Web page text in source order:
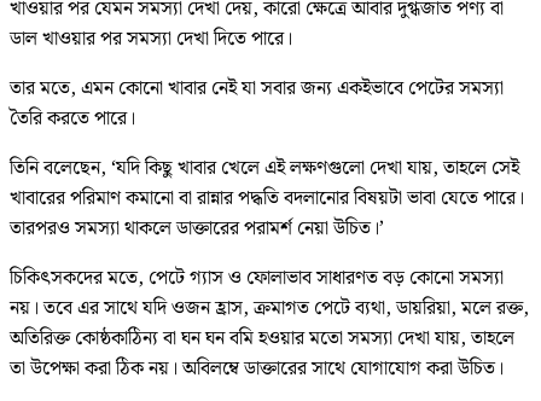
খাওয়ার পর যেমন সমস্যা দেখা দেয়, কারো ক্ষেত্রে আবার দুগ্ধজাত পণ্য বা
ডাল খাওয়ার পর সমস্যা দেখা দিতে পারে।
তার মতে, এমন কোনো খাবার নেই যা সবার জন্য একইভাবে পেটের সমস্যা
তৈরি করতে পারে।
তিনি বলেছেন, ‘যদি কিছু খাবার খেলে এই লক্ষণগুলো দেখা যায়, তাহলে সেই
খাবারের পরিমাণ কমানো বা রান্নার পদ্ধতি বদলানোর বিষয়টা ভাবা যেতে পারে।
তারপরও সমস্যা থাকলে ডাক্তারের পরামর্শ নেয়া উচিত।’
চিকিৎসকদের মতে, পেটে গ্যাস ও ফোলাভাব সাধারণত বড় কোনো সমস্যা
নয়। তবে এর সাথে যদি ওজন হ্রাস, ক্রমাগত পেটে ব্যথা, ডায়রিয়া, মলে রক্ত,
অতিরিক্ত কোষ্ঠকাঠিন্য বা ঘন ঘন বমি হওয়ার মতো সমস্যা দেখা যায়, তাহলে
তা উপেক্ষা করা ঠিক নয়। অবিলম্বে ডাক্তারের সাথে যোগাযোগ করা উচিত।